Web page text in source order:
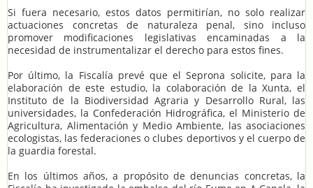
Si fuera necesario, estos datos permitirían, no solo realizar
actuaciones concretas de naturaleza penal, sino incluso
promover modificaciones legislativas encaminadas a la
necesidad de instrumentalizar el derecho para estos fines.
Por último, la Fiscalía prevé que el Seprona solicite, para la
elaboración de este estudio, la colaboración de la Xunta, el
Instituto de la Biodiversidad Agraria y Desarrollo Rural, las
universidades, la Confederación Hidrográfica, el Ministerio de
Agricultura, Alimentación y Medio Ambiente, las asociaciones
ecologistas, las federaciones o clubes deportivos y el cuerpo de
la guardia forestal.
En los últimos años, a propósito de denuncias concretas, la